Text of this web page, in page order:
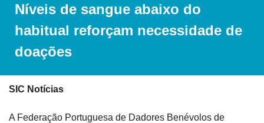
Níveis de sangue abaixo do
habitual reforçam necessidade de
doações
SIC Notícias
A Federação Portuguesa de Dadores Benévolos de